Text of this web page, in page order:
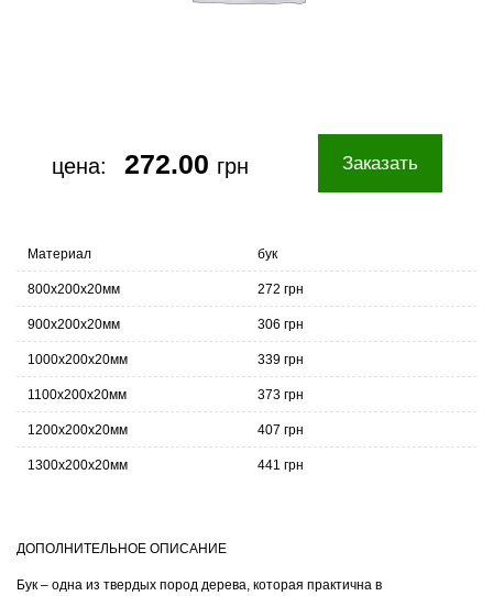
цена: 272.00 грн Заказать
Материал бук
800х200х20мм 272 грн
900х200х20мм 306 грн
1000х200х20мм 339 грн
1100х200х20мм 373 грн
1200х200х20мм 407 грн
1300х200х20мм 441 грн
ДОПОЛНИТЕЛЬНОЕ ОПИСАНИЕ
Бук – одна из твердых пород дерева, которая практична в